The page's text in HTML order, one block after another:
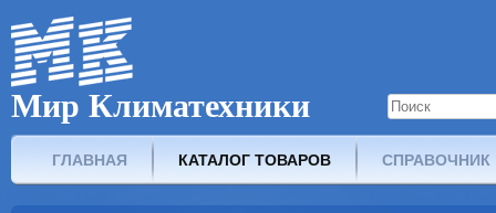
Мир Климатехники
ГЛАВНАЯ КАТАЛОГ ТОВАРОВ СПРАВОЧНИК